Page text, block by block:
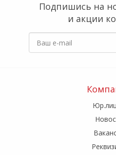
Подпишись на
и акции